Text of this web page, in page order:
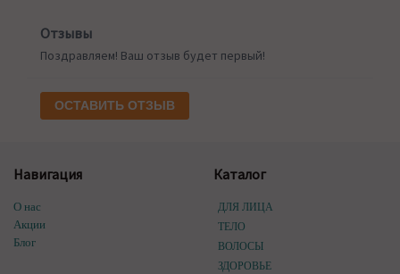
Отзывы
Поздравляем! Ваш отзыв будет первый!
ОСТАВИТЬ ОТЗЫВ
Навигация
О нас
Акции
Блог
Каталог
ДЛЯ ЛИЦА
ТЕЛО
ВОЛОСЫ
ЗДОРОВЬЕ